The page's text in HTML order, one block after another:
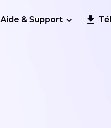
Aide & Support